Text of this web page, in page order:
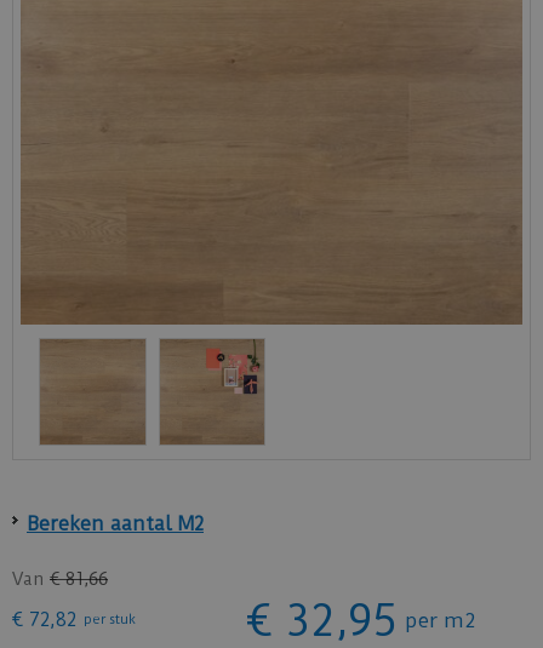
Bereken aantal M2
Van € 81,66
€ 72,82 per stuk € 32,95 per m2